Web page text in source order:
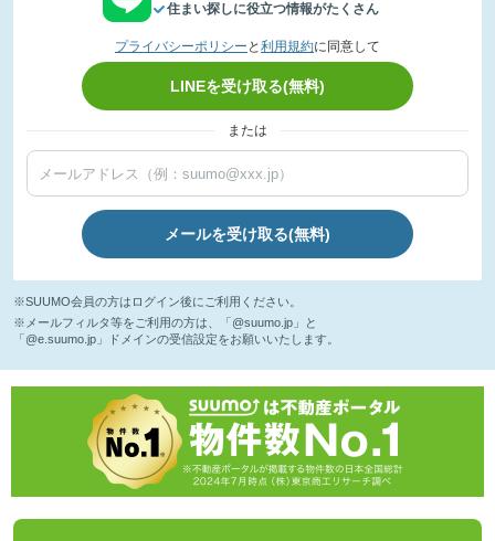
住まい探しに役立つ情報がたくさん
プライバシーポリシー と 利用規約に同意して
LINEを受け取る(無料)
または
メールを受け取る(無料)
※SUUMO会員の方はログイン後にご利用ください。
※メールフィルタ等をご利用の方は、「@suumo.jp」と
「@e.suumo.jp」ドメインの受信設定をお願いいたします。